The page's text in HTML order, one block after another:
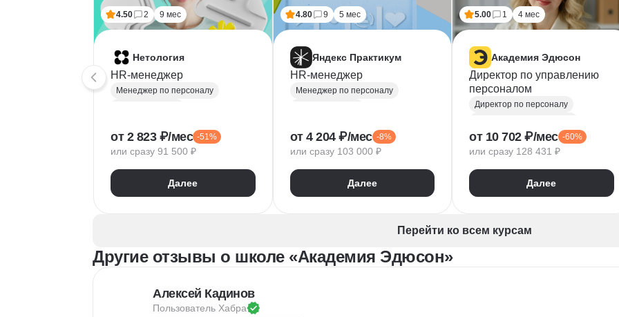
4.50 2 9 мес
Нетология
HR-менеджер
Менеджер по персоналу
HR аналитика
Microsoft Excel
Рекрутмент
HR-бренд
Exit-интервью
Управление персоналом
от 2 823 ₽/мес -51%
или сразу 91 500 ₽
Далее
4.80 9 5 мес
Яндекс Практикум
HR-менеджер
Менеджер по персоналу
Microsoft Excel
Yandex DataLens
Подбор специалистов
от 4 204 ₽/мес -8%
или сразу 103 000 ₽
Далее
5.00 1 4 мес
Академия Эдюсон
Директор по управлению
персоналом
Директор по персоналу
HR аналитика
Agile
Scrum
Jira
Ведение переговоров
Управление людьми
Адаптация персонала
от 10 702 ₽/мес -60%
или сразу 128 431 ₽
Далее
Перейти ко всем курсам
Другие отзывы о школе «Академия Эдюсон»
Алексей Кадинов
Пользователь Хабра